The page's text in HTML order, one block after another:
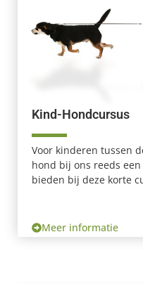
Kind-Hondcursus
Voor kinderen tussen
hond bij ons reeds
bieden bij deze korte
Meer informatie